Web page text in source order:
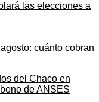
las elecciones a
del Chaco en
de ANSES